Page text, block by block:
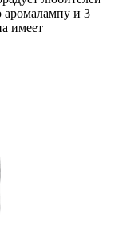
аромалампу и 3
имеет